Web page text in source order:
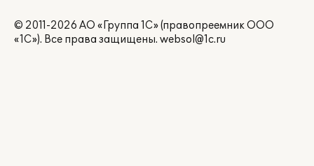
© 2011-2026 АО «Группа 1С» (правопреемник ООО
«1С»). Все права защищены. websol@1c.ru